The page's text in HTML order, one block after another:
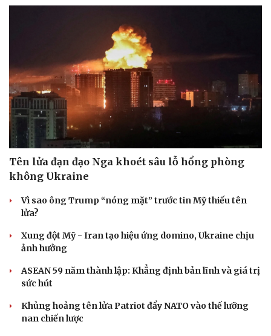
Tên lửa đạn đạo Nga khoét sâu lỗ hổng phòng
không Ukraine
Vì sao ông Trump “nóng mặt” trước tin Mỹ thiếu tên
lửa?
Xung đột Mỹ - Iran tạo hiệu ứng domino, Ukraine chịu
ảnh hưởng
ASEAN 59 năm thành lập: Khẳng định bản lĩnh và giá trị
sức hút
Khủng hoảng tên lửa Patriot đẩy NATO vào thế lưỡng
nan chiến lược